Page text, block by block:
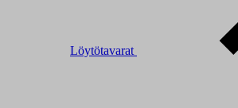
Löytötavarat